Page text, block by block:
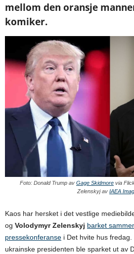
mellom den oransje
komiker.
Foto: Donald Trump av Gage Skidmore via
Zelenskyj av IAEA
Kaos har hersket i det vestlige
og Volodymyr Zelenskyj barket
pressekonferanse i Det hvite hus
ukrainske presidenten ble sparket ut av